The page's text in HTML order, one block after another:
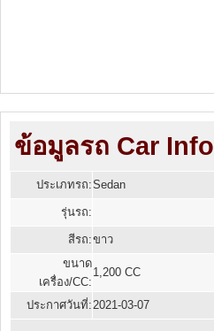
ข้อมูลรถ Car Info
ประเภทรถ:Sedan
รุ่นรถ:
สีรถ:ขาว
ขนาด
เครื่อง/CC:
1,200 CC
ประกาศวันที่:2021-03-07